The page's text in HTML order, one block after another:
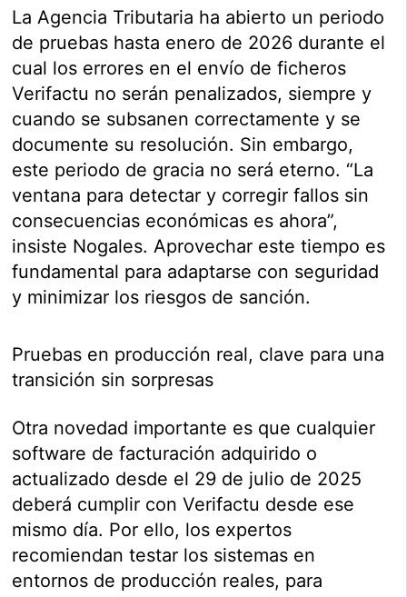
La Agencia Tributaria ha abierto un periodo
de pruebas hasta enero de 2026 durante el
cual los errores en el envío de ficheros
Verifactu no serán penalizados, siempre y
cuando se subsanen correctamente y se
documente su resolución. Sin embargo,
este periodo de gracia no será eterno. “La
ventana para detectar y corregir fallos sin
consecuencias económicas es ahora”,
insiste Nogales. Aprovechar este tiempo es
fundamental para adaptarse con seguridad
y minimizar los riesgos de sanción.
Pruebas en producción real, clave para una
transición sin sorpresas
Otra novedad importante es que cualquier
software de facturación adquirido o
actualizado desde el 29 de julio de 2025
deberá cumplir con Verifactu desde ese
mismo día. Por ello, los expertos
recomiendan testar los sistemas en
entornos de producción reales, para